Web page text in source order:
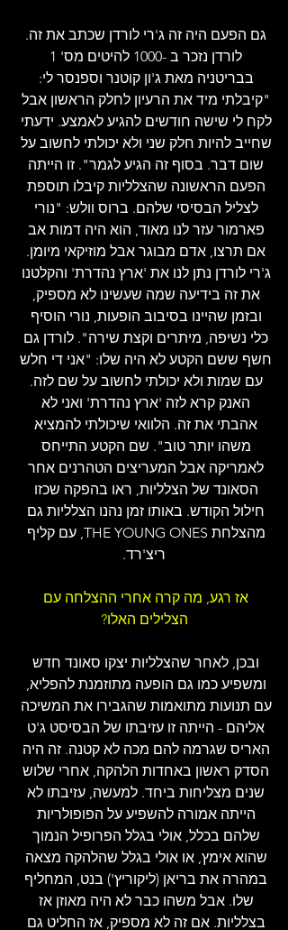
גם הפעם היה זה ג'רי לורדן שכתב את זה.
בבריטניה מאת ג'ון קוטנר וספנסר לי:
"קיבלתי מיד את הרעיון לחלק הראשון אבל
לקח לי שישה חודשים להגיע לאמצע. ידעתי
שחייב להיות חלק שני ולא יכולתי לחשוב על
שום דבר. בסוף זה הגיע לגמר". זו הייתה
הפעם הראשונה שהצלליות קיבלו תוספת
לצליל הבסיסי שלהם. ברוס וולש: "נורי
פארמור עזר לנו מאוד, הוא היה דמות אב
אם תרצו, אדם מבוגר אבל מוזיקאי מיומן.
ג'רי לורדן נתן לנו את 'ארץ נהדרת' והקלטנו
את זה בידיעה שמה שעשינו לא מספיק,
ובזמן שהיינו בסיבוב הופעות, נורי הוסיף
כלי נשיפה, מיתרים וקצת שירה". לורדן גם
חשף ששם הקטע לא היה שלו: "אני די חלש
עם שמות ולא יכולתי לחשוב על שם לזה.
האנק קרא לזה 'ארץ נהדרת' ואני לא
אהבתי את זה. הלוואי שיכולתי להמציא
משהו יותר טוב". שם הקטע התייחס
לאמריקה אבל המעריצים הטהרנים אחר
הסאונד של הצלליות, ראו בהפקה שכזו
חילול הקודש. באותו זמן נהנו הצלליות גם
מהצלחת THE YOUNG ONES, עם קליף
ריצ'רד.
אז רגע, מה קרה אחרי ההצלחה עם
הצלילים האלו?
ובכן, לאחר שהצלליות יצקו סאונד חדש
ומשפיע כמו גם הופעה מתוזמנת להפליא,
עם תנועות מתואמות שהגבירו את המשיכה
אליהם - הייתה זו עזיבתו של הבסיסט ג'ט
האריס שגרמה להם מכה לא קטנה. זה היה
הסדק ראשון באחדות הלהקה, אחרי שלוש
שנים מצליחות ביחד. למעשה, עזיבתו לא
הייתה אמורה להשפיע על הפופולריות
שלהם בכלל, אולי בגלל הפרופיל הנמוך
שהוא אימץ, או אולי בגלל שהלהקה מצאה
במהרה את בריאן (ליקוריץ') בנט, המחליף
שלו. אבל משהו כבר לא היה מאוזן אז
בצלליות. אם זה לא מספיק, אז החליט גם